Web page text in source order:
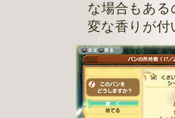
な場合もある
変な香りが